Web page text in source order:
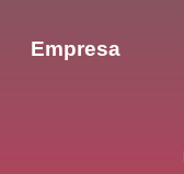
Empresa